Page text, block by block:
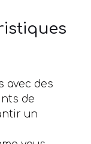
avec des
de
un